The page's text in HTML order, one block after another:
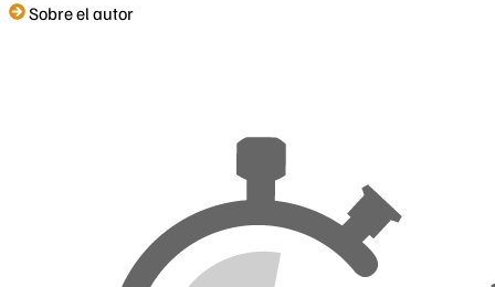
Sobre el autor